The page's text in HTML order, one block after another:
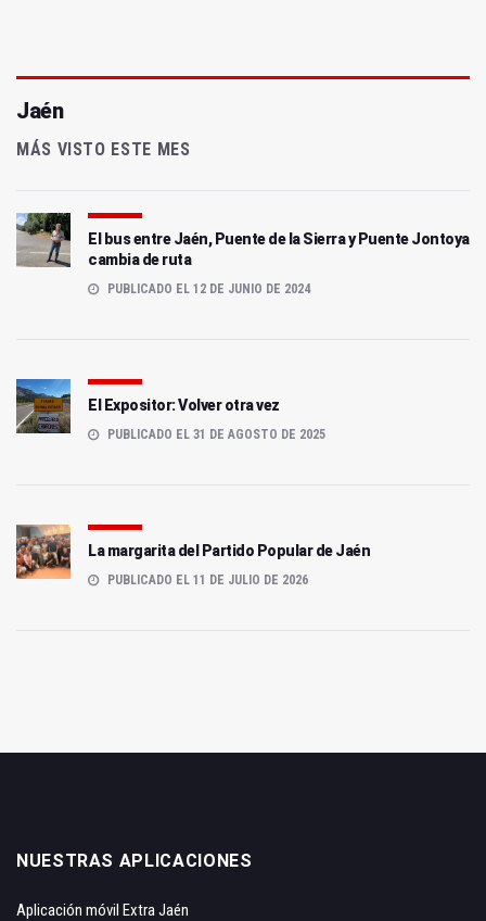
Jaén
MÁS VISTO ESTE MES
El bus entre Jaén, Puente de la Sierra y Puente Jontoya
cambia de ruta
PUBLICADO EL 12 DE JUNIO DE 2024
El Expositor: Volver otra vez
PUBLICADO EL 31 DE AGOSTO DE 2025
La margarita del Partido Popular de Jaén
PUBLICADO EL 11 DE JULIO DE 2026
NUESTRAS APLICACIONES
Aplicación móvil Extra Jaén